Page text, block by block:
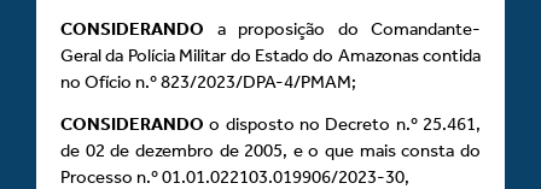
CONSIDERANDO a proposição do Comandante-
Geral da Polícia Militar do Estado do Amazonas contida
no Ofício n.º 823/2023/DPA-4/PMAM;
CONSIDERANDO o disposto no Decreto n.º 25.461,
de 02 de dezembro de 2005, e o que mais consta do
Processo n.º 01.01.022103.019906/2023-30,